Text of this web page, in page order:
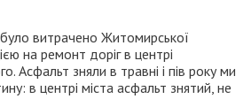
було витрачено Житомирської
на ремонт доріг в центрі
Асфальт зняли в травні і пів року ми
в центрі міста асфальт знятий, не